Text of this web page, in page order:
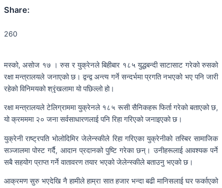
Share:
260
मस्को, असोज १७ । रुस र युक्रेनले बिहीबार १८५ युद्धबन्दी साटासाट गरेको रुसको
रक्षा मन्त्रालयले जनाएको छ। द्वन्द्व अन्त्य गर्ने सन्दर्भमा प्रगति नभएको भए पनि जारी
रहेको विनिमयको श्रृंखलामा यो पछिल्लो हो।
रक्षा मन्त्रालयले टेलिग्राममा युक्रेनले १८५ रूसी सैनिकहरू फिर्ता गरेको बताएको छ,
यो क्रमममा २० जना सर्वसाधारणलाई पनि रिहा गरिएको जनाइएको छ।
युक्रेनी राष्ट्रपति भोलोदिमिर जेलेन्स्कीले रिहा गरिएका युक्रेनीको तस्बिर सामाजिक
सञ्जालमा पोस्ट गर्दै, आदान प्रदानको पुष्टि गरेका छन्। उनीहरूलाई आवश्यक पर्ने
सबै सहयोग प्राप्त गर्ने वातावरण तयार भएको जेलेन्स्कीले बताउनु भएको छ।
आक्रमण सुरु भएदेखि नै हामीले हाम्रा सात हजार भन्दा बढी मानिसलाई घर फर्काएको